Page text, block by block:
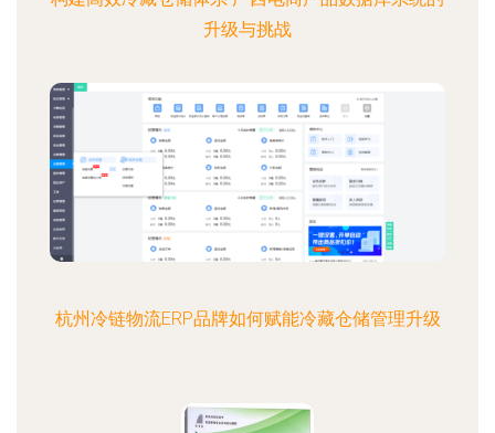
升级与挑战
杭州冷链物流ERP品牌如何赋能冷藏仓储管理升级